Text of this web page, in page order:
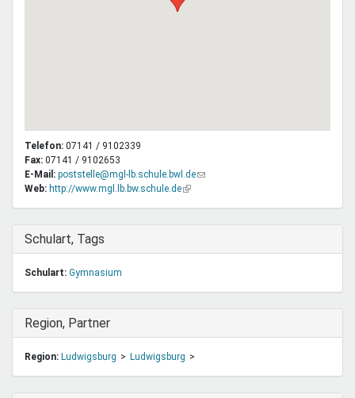
Telefon: 07141 / 9102339
Fax: 07141 / 9102653
E-Mail: poststelle@mgl-lb.schule.bwl.de(Link
Web: http://www.mgl.lb.bw.schule.de(Link
Ausblenden
Schulart, Tags
Schulart: Gymnasium
Ausblenden
Region, Partner
Region: Ludwigsburg Ludwigsburg